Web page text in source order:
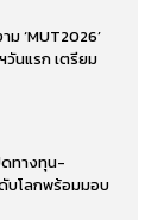
ม ‘MUT2026’
วันแรก เตรียม
ดทางทุน-
บโลกพร้อมมอบ